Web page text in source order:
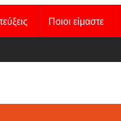
Ποιοι είμαστε